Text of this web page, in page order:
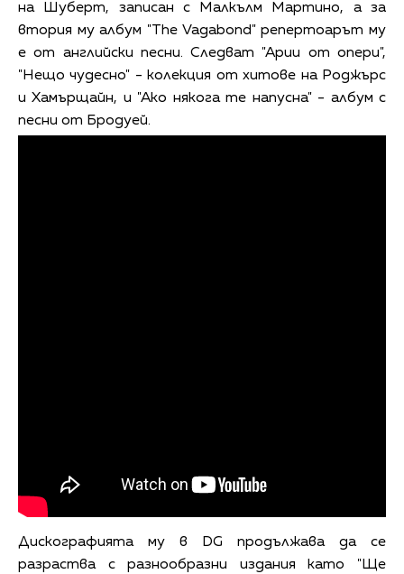
на Шуберт, записан с Малкълм Мартино, а за
втория му албум "The Vagabond" репертоарът му
е от английски песни. Следват "Арии от опери",
"Нещо чудесно" - колекция от хитове на Роджърс
и Хамърщайн, и "Ако някога те напусна" - албум с
песни от Бродуей.
Дискографията му в DG продължава да се
разраства с разнообразни издания като "Ще